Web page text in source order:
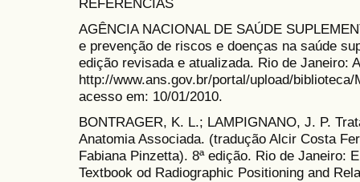
AGÊNCIA NACIONAL DE SAÚDE
e prevenção de riscos e doenças na saúde
edição revisada e atualizada. Rio de Janeiro:
http://www.ans.gov.br/portal/upload/
acesso em: 10/01/2010.
BONTRAGER, K. L.; LAMPIGNANO, J. P.
Anatomia Associada. (tradução Alcir Costa
Fabiana Pinzetta). 8ª edição. Rio de Janeiro:
Textbook od Radiographic Positioning and